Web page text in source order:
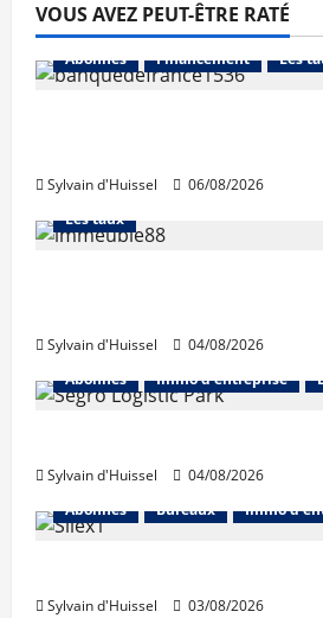
VOUS AVEZ PEUT-ÊTRE RATÉ
Abonnés Financement Les
Sylvain d'Huissel 06/08/2026
Abonnés Financement
Les taux
Sylvain d'Huissel
04/08/2026
Abonnés
Immo d'entreprise
Sylvain d'Huissel
04/08/2026
Abonnés
Bureaux Immo
Sylvain d'Huissel 03/08/2026